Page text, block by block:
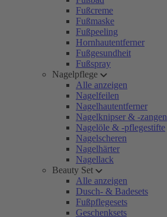
Fußcreme
Fußmaske
Fußpeeling
Hornhautentferner
Fußgesundheit
Fußspray
Nagelpflege
Alle anzeigen
Nagelfeilen
Nagelhautentferner
Nagelknipser & -zangen
Nagelöle & -pflegestifte
Nagelscheren
Nagelhärter
Nagellack
Beauty Set
Alle anzeigen
Dusch- & Badesets
Fußpflegesets
Geschenksets